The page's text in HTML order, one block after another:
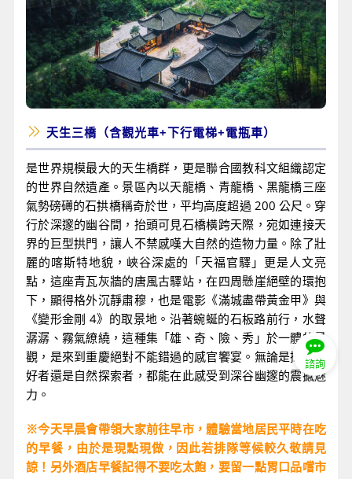
天生三橋（含觀光車+下行電梯+電瓶車）
是世界規模最大的天生橋群，更是聯合國教科文組織認定
的世界自然遺產。景區內以天龍橋、青龍橋、黑龍橋三座
氣勢磅礡的石拱橋稱奇於世，平均高度超過 200 公尺。穿
行於深邃的幽谷間，抬頭可見石橋橫跨天際，宛如連接天
界的巨型拱門，讓人不禁感嘆大自然的造物力量。除了壯
麗的喀斯特地貌，峽谷深處的「天福官驛」更是人文亮
點，這座青瓦灰牆的唐風古驛站，在四周懸崖絕壁的環抱
下，顯得格外沉靜肅穆，也是電影《滿城盡帶黃金甲》與
《變形金剛 4》的取景地。沿著蜿蜒的石板路前行，水聲
潺潺、霧氣繚繞，這種集「雄、奇、險、秀」於一體的景
觀，是來到重慶絕對不能錯過的感官饗宴。無論是攝影愛
好者還是自然探索者，都能在此感受到深谷幽邃的震撼魅
力。
※今天早晨會帶領大家前往早市，體驗當地居民平時在吃
的早餐，由於是現點現做，因此若排隊等候較久敬請見
諒！另外酒店早餐記得不要吃太飽，要留一點胃口品嚐市
諮詢